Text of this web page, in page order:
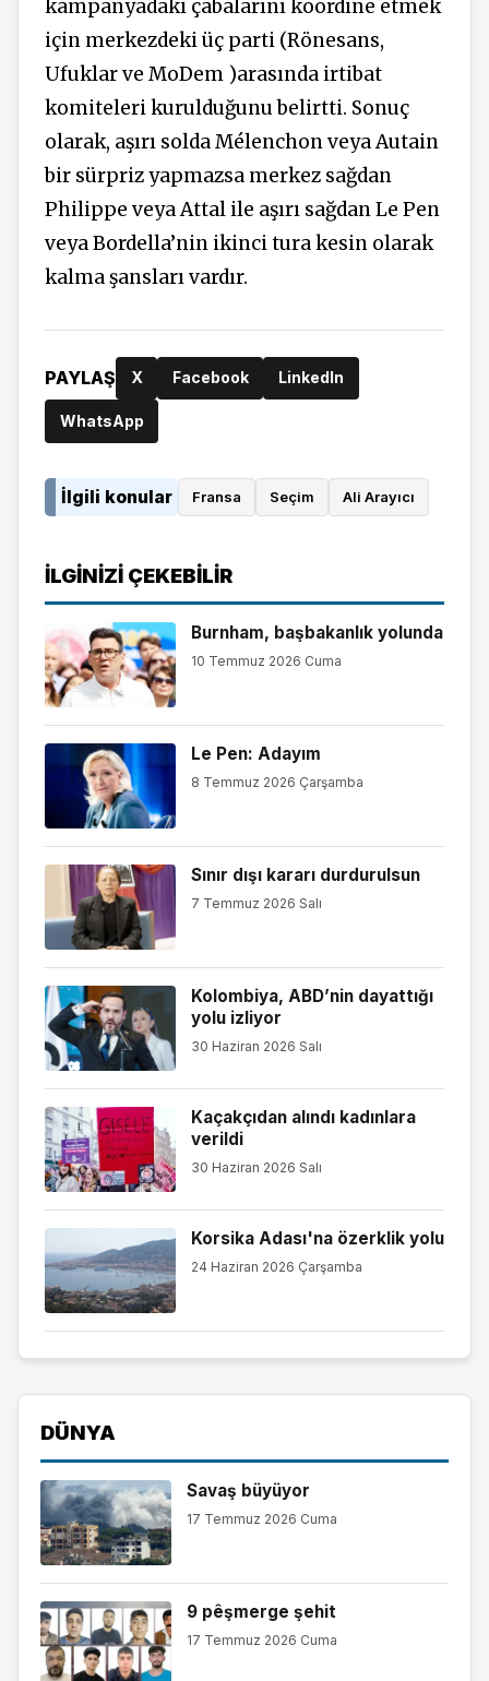
kampanyadaki çabalarını koordine etmek
için merkezdeki üç parti (Rönesans,
Ufuklar ve MoDem )arasında irtibat
komiteleri kurulduğunu belirtti. Sonuç
olarak, aşırı solda Mélenchon veya Autain
bir sürpriz yapmazsa merkez sağdan
Philippe veya Attal ile aşırı sağdan Le Pen
veya Bordella’nin ikinci tura kesin olarak
kalma şansları vardır.
PAYLAŞ X Facebook LinkedIn
WhatsApp
İlgili konular Fransa Seçim Ali Arayıcı
İLGINIZI ÇEKEBILIR
Burnham, başbakanlık yolunda
10 Temmuz 2026 Cuma
Le Pen: Adayım
8 Temmuz 2026 Çarşamba
Sınır dışı kararı durdurulsun
7 Temmuz 2026 Salı
Kolombiya, ABD’nin dayattığı
yolu izliyor
30 Haziran 2026 Salı
Kaçakçıdan alındı kadınlara
verildi
30 Haziran 2026 Salı
Korsika Adası'na özerklik yolu
24 Haziran 2026 Çarşamba
DÜNYA
Savaş büyüyor
17 Temmuz 2026 Cuma
9 pêşmerge şehit
17 Temmuz 2026 Cuma